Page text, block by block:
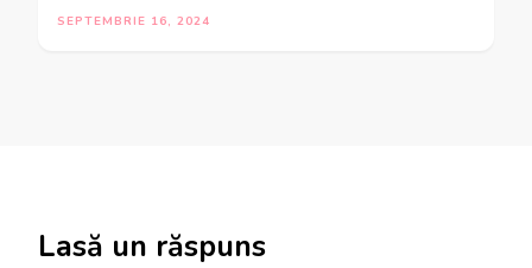
SEPTEMBRIE 16, 2024
Lasă un răspuns